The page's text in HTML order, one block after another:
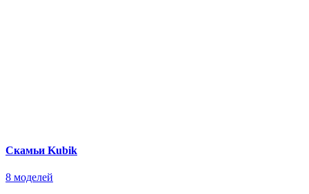
Скамьи Kubik
8 моделей